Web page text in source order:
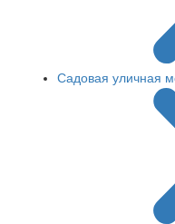
Садовая уличная